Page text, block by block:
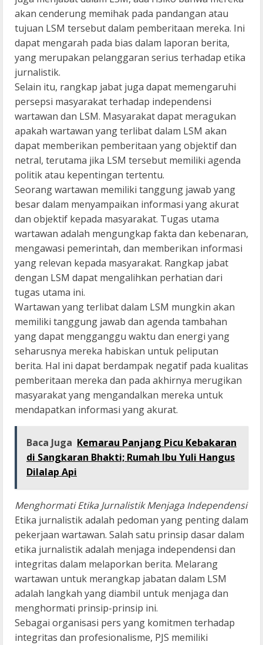
akan cenderung memihak pada pandangan atau
tujuan LSM tersebut dalam pemberitaan mereka. Ini
dapat mengarah pada bias dalam laporan berita,
yang merupakan pelanggaran serius terhadap etika
jurnalistik.
Selain itu, rangkap jabat juga dapat memengaruhi
persepsi masyarakat terhadap independensi
wartawan dan LSM. Masyarakat dapat meragukan
apakah wartawan yang terlibat dalam LSM akan
dapat memberikan pemberitaan yang objektif dan
netral, terutama jika LSM tersebut memiliki agenda
politik atau kepentingan tertentu.
Seorang wartawan memiliki tanggung jawab yang
besar dalam menyampaikan informasi yang akurat
dan objektif kepada masyarakat. Tugas utama
wartawan adalah mengungkap fakta dan kebenaran,
mengawasi pemerintah, dan memberikan informasi
yang relevan kepada masyarakat. Rangkap jabat
dengan LSM dapat mengalihkan perhatian dari
tugas utama ini.
Wartawan yang terlibat dalam LSM mungkin akan
memiliki tanggung jawab dan agenda tambahan
yang dapat mengganggu waktu dan energi yang
seharusnya mereka habiskan untuk peliputan
berita. Hal ini dapat berdampak negatif pada kualitas
pemberitaan mereka dan pada akhirnya merugikan
masyarakat yang mengandalkan mereka untuk
mendapatkan informasi yang akurat.
Baca Juga Kemarau Panjang Picu Kebakaran
di Sangkaran Bhakti; Rumah Ibu Yuli Hangus
Dilalap Api
Menghormati Etika Jurnalistik Menjaga Independensi
Etika jurnalistik adalah pedoman yang penting dalam
pekerjaan wartawan. Salah satu prinsip dasar dalam
etika jurnalistik adalah menjaga independensi dan
integritas dalam melaporkan berita. Melarang
wartawan untuk merangkap jabatan dalam LSM
adalah langkah yang diambil untuk menjaga dan
menghormati prinsip-prinsip ini.
Sebagai organisasi pers yang komitmen terhadap
integritas dan profesionalisme, PJS memiliki